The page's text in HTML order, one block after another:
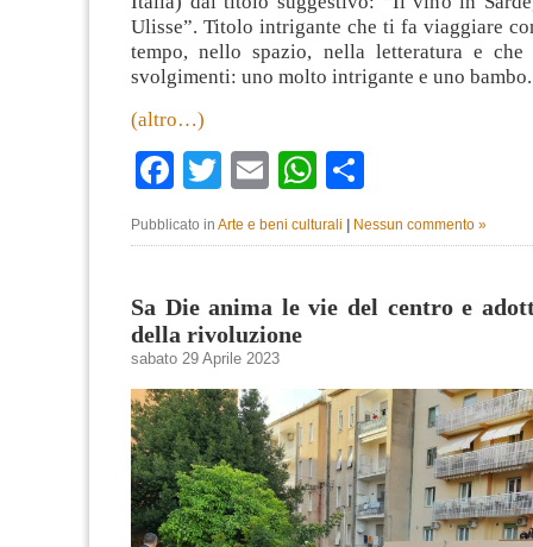
Ulisse”. Titolo intrigante che ti fa viaggiare
tempo, nello spazio, nella letteratura e che
svolgimenti: uno molto intrigante e uno bambo.
(altro…)
Facebook
TwitterEmailWhatsApp
Pubblicato in Arte e beni culturali Nessun commento »
Sa Die anima le vie del centro e
della rivoluzione
sabato 29 Aprile 2023